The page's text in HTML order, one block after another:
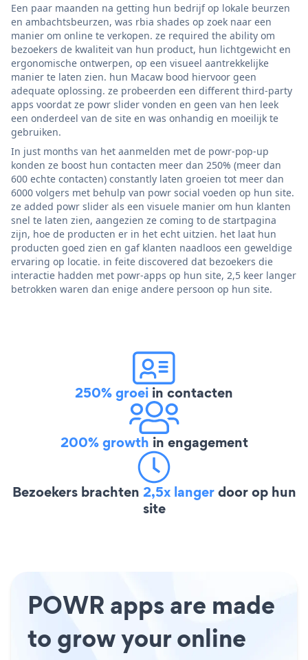
Een paar maanden na getting hun bedrijf op lokale beurzen
en ambachtsbeurzen, was rbia shades op zoek naar een
manier om online te verkopen. ze required the ability om
bezoekers de kwaliteit van hun product, hun lichtgewicht en
ergonomische ontwerpen, op een visueel aantrekkelijke
manier te laten zien. hun Macaw bood hiervoor geen
adequate oplossing. ze probeerden een different third-party
apps voordat ze powr slider vonden en geen van hen leek
een onderdeel van de site en was onhandig en moeilijk te
gebruiken.
In just months van het aanmelden met de powr-pop-up
konden ze boost hun contacten meer dan 250% (meer dan
600 echte contacten) constantly laten groeien tot meer dan
6000 volgers met behulp van powr social voeden op hun site.
ze added powr slider als een visuele manier om hun klanten
snel te laten zien, aangezien ze coming to de startpagina
zijn, hoe de producten er in het echt uitzien. het laat hun
producten goed zien en gaf klanten naadloos een geweldige
ervaring op locatie. in feite discovered dat bezoekers die
interactie hadden met powr-apps op hun site, 2,5 keer langer
betrokken waren dan enige andere persoon op hun site.
250% groei in contacten
200% growth in engagement
Bezoekers brachten 2,5x langerdoor op hun
site
POWR apps are made
to grow your online